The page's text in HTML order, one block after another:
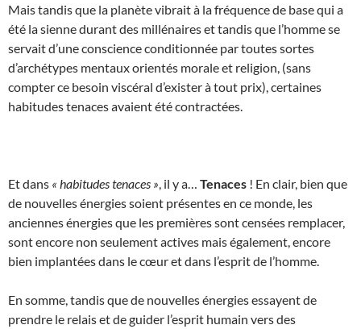
Mais tandis que la planète vibrait à la fréquence de base qui a
été la sienne durant des millénaires et tandis que l’homme se
servait d’une conscience conditionnée par toutes sortes
d’archétypes mentaux orientés morale et religion, (sans
compter ce besoin viscéral d’exister à tout prix), certaines
habitudes tenaces avaient été contractées.
Et dans « habitudes tenaces » , il y a… Tenaces ! En clair, bien que
de nouvelles énergies soient présentes en ce monde, les
anciennes énergies que les premières sont censées remplacer,
sont encore non seulement actives mais également, encore
bien implantées dans le cœur et dans l’esprit de l’homme.
En somme, tandis que de nouvelles énergies essayent de
prendre le relais et de guider l’esprit humain vers des